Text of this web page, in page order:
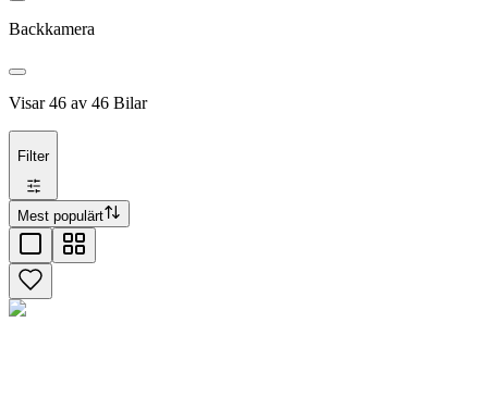
Backkamera
Visar46 av 46 Bilar
Filter
Mest populärt